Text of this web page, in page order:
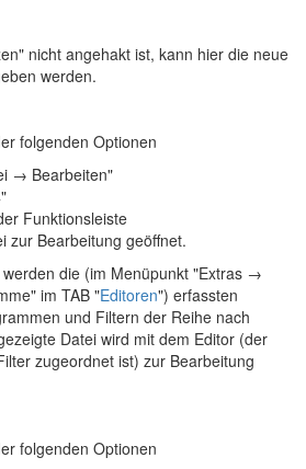
nicht angehakt ist, kann hier die neue
werden.
folgenden Optionen
→ Bearbeiten"
Funktionsleiste
zur Bearbeitung geöffnet.
die (im Menüpunkt "Extras →
" im TAB "Editoren") erfassten
und Filtern der Reihe nach
Datei wird mit dem Editor (der
zugeordnet ist) zur Bearbeitung
folgenden Optionen